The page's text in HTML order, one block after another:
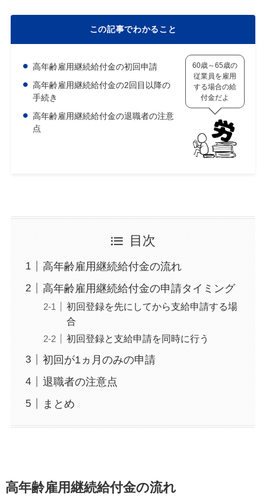
この記事でわかること
高年齢雇用継続給付金の初回申請
高年齢雇用継続給付金の2回目以降の
手続き
高年齢雇用継続給付金の退職者の注意
点
60歳～65歳の
従業員を雇用
する場合の給
付金だよ
目次
高年齢雇用継続給付金の流れ
高年齢雇用継続給付金の申請タイミング
初回登録を先にしてから支給申請する場
合
初回登録と支給申請を同時に行う
初回が1ヵ月のみの申請
退職者の注意点
まとめ
高年齢雇用継続給付金の流れ